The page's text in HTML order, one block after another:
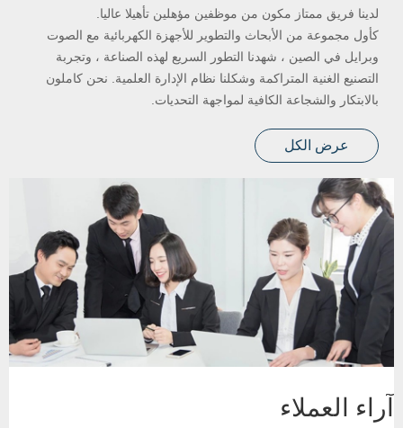
لدينا فريق ممتاز مكون من موظفين مؤهلين تأهيلا عاليا.
كأول مجموعة من الأبحاث والتطوير للأجهزة الكهربائية مع الصوت
وبرايل في الصين ، شهدنا التطور السريع لهذه الصناعة ، وتجربة
التصنيع الغنية المتراكمة وشكلنا نظام الإدارة العلمية. نحن كاملون
بالابتكار والشجاعة الكافية لمواجهة التحديات.
عرض الكل
آراء العملاء